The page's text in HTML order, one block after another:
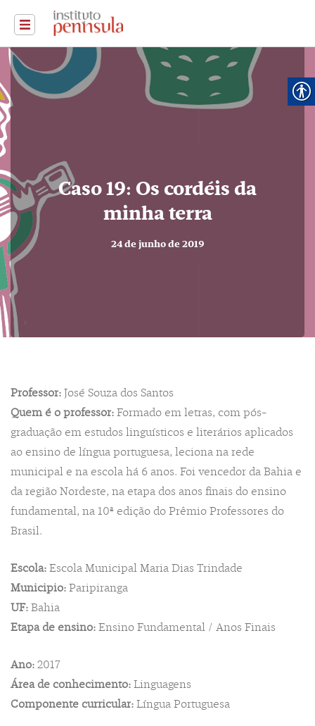
Caso 19: Os cordéis da
minha terra
24 de junho de 2019
Professor: José Souza dos Santos
Quem é o professor: Formado em letras, com pós-
graduação em estudos linguísticos e literários aplicados
ao ensino de língua portuguesa, leciona na rede
municipal e na escola há 6 anos. Foi vencedor da Bahia e
da região Nordeste, na etapa dos anos finais do ensino
fundamental, na 10ª edição do Prêmio Professores do
Brasil.
Escola: Escola Municipal Maria Dias Trindade
Municipio: Paripiranga
UF: Bahia
Etapa de ensino: Ensino Fundamental / Anos Finais
Ano: 2017
Área de conhecimento: Linguagens
Componente curricular: Língua Portuguesa